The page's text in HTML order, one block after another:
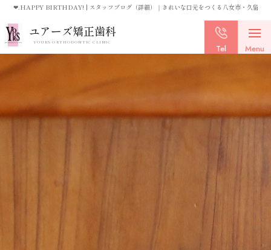
❤.HAPPY BIRTHDAY! | スタッフブログ（詳細）｜きれいな口元をつくる八女市・久留米
ユアーズ矯正歯科
YOURS ORTHODONTIC CLINIC
Tel Menu